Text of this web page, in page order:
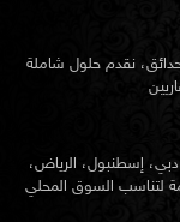
نقدم حلول شاملة
إسطنبول، الرياض،